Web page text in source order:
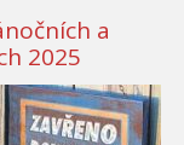
a
2025